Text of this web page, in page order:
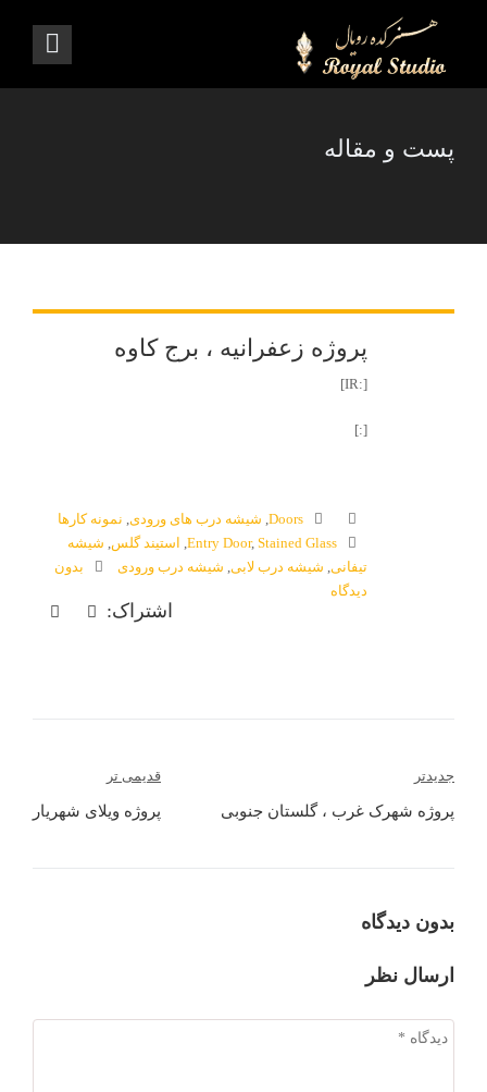
پست و مقاله
پروژه زعفرانیه ، برج کاوه
[:IR]
[:]
Doors
, شیشه درب های ورودی, نمونه کارها
Entry Door, Stained Glass
, استیند گلس, شیشه
تیفانی, شیشه درب لابی, شیشه درب ورودی
بدون
دیدگاه
اشتراک:
راهبری
نوشته
قدیمی تر
پروژه ویلای شهریار
جدیدتر
پروژه شهرک غرب ، گلستان جنوبی
بدون دیدگاه
ارسال نظر